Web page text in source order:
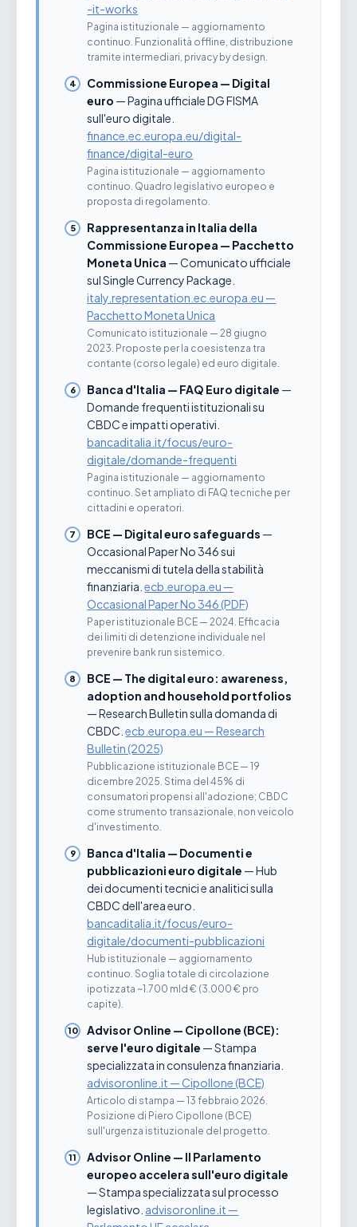
-it-works
Pagina istituzionale — aggiornamento
continuo. Funzionalità offline, distribuzione
tramite intermediari, privacy by design.
Commissione Europea — Digital
euro — Pagina ufficiale DG FISMA
sull'euro digitale.
finance.ec.europa.eu/digital-
finance/digital-euro
Pagina istituzionale — aggiornamento
continuo. Quadro legislativo europeo e
proposta di regolamento.
Rappresentanza in Italia della
Commissione Europea — Pacchetto
Moneta Unica — Comunicato ufficiale
sul Single Currency Package.
italy.representation.ec.europa.eu —
Pacchetto Moneta Unica
Comunicato istituzionale — 28 giugno
2023. Proposte per la coesistenza tra
contante (corso legale) ed euro digitale.
Banca d'Italia — FAQ Euro digitale —
Domande frequenti istituzionali su
CBDC e impatti operativi.
bancaditalia.it/focus/euro-
digitale/domande-frequenti
Pagina istituzionale — aggiornamento
continuo. Set ampliato di FAQ tecniche per
cittadini e operatori.
BCE — Digital euro safeguards —
Occasional Paper No 346 sui
meccanismi di tutela della stabilità
finanziaria.ecb.europa.eu —
Occasional Paper No 346 (PDF)
Paper istituzionale BCE — 2024. Efficacia
dei limiti di detenzione individuale nel
prevenire bank run sistemico.
BCE — The digital euro: awareness,
adoption and household portfolios
— Research Bulletin sulla domanda di
CBDC.ecb.europa.eu — Research
Bulletin (2025)
Pubblicazione istituzionale BCE — 19
dicembre 2025. Stima del 45% di
consumatori propensi all'adozione; CBDC
come strumento transazionale, non veicolo
d'investimento.
Banca d'Italia — Documenti e
pubblicazioni euro digitale — Hub
dei documenti tecnici e analitici sulla
CBDC dell'area euro.
bancaditalia.it/focus/euro-
digitale/documenti-pubblicazioni
Hub istituzionale — aggiornamento
continuo. Soglia totale di circolazione
ipotizzata ~1.700 mld € (3.000 € pro
capite).
Advisor Online — Cipollone (BCE):
serve l'euro digitale — Stampa
specializzata in consulenza finanziaria.
advisoronline.it — Cipollone (BCE)
Articolo di stampa — 13 febbraio 2026.
Posizione di Piero Cipollone (BCE)
sull'urgenza istituzionale del progetto.
Advisor Online — Il Parlamento
europeo accelera sull'euro digitale
— Stampa specializzata sul processo
legislativo. advisoronline.it —